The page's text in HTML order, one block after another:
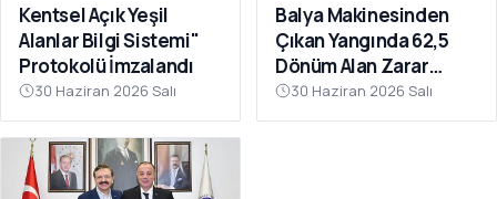
Kentsel Açık Yeşil
Alanlar Bilgi Sistemi"
Protokolü İmzalandı
30 Haziran 2026 Salı
Balya Makinesinden
Çıkan Yangında 62,5
Dönüm Alan Zarar
Gördü
30 Haziran 2026 Salı